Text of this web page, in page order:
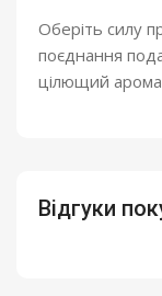
Оберіть силу
поєднання
цілющий
Відгуки